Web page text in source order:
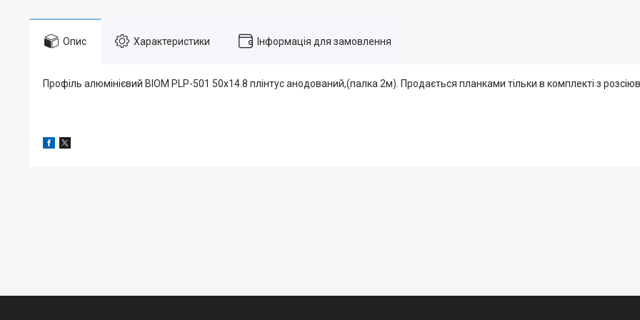
Опис Характеристики Інформація для замовлення
Профіль алюмінієвий BIOM PLP-501 50х14.8 плінтус анодований,(палка 2м). Продається планками тільки в комплекті з